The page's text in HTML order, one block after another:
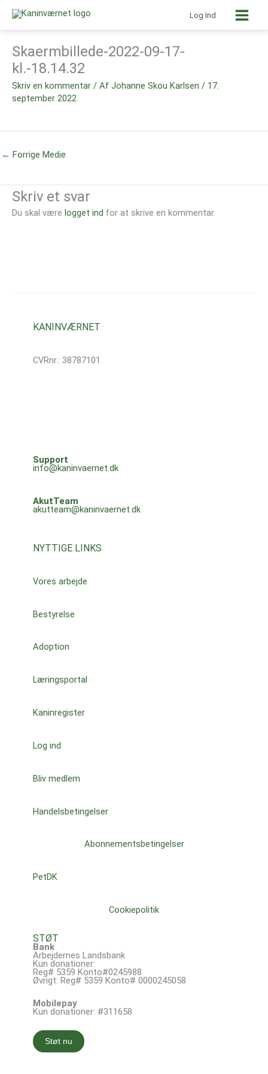
indholdet Log Ind
Skaermbillede-2022-09-17-
kl.-18.14.32
Skriv en kommentar / Af Johanne Skou Karlsen / 17.
september 2022
← Forrige Medie
Skriv et svar
Du skal være logget ind for at skrive en kommentar.
KANINVÆRNET
CVRnr.: 38787101
Support
info@kaninvaernet.dk
AkutTeam
akutteam@kaninvaernet.dk
NYTTIGE LINKS
Vores arbejde
Bestyrelse
Adoption
Læringsportal
Kaninregister
Log ind
Bliv medlem
Handelsbetingelser
Abonnementsbetingelser
PetDK
Cookiepolitik
STØT
Bank
Arbejdernes Landsbank
Kun donationer:
Reg# 5359 Konto#0245988
Øvrigt: Reg# 5359 Konto# 0000245058
Mobilepay
Kun donationer: #311658
Støt nu